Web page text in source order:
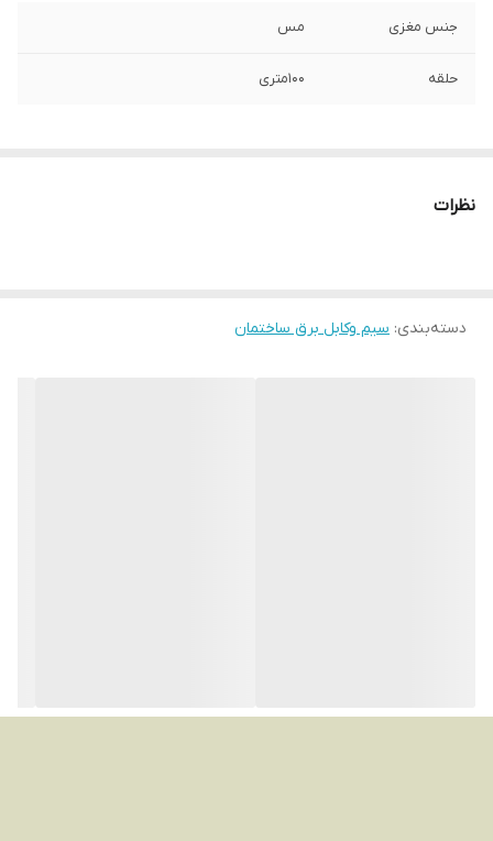
جنس مغزی مس
حلقه 100متری
نظرات
دسته‌بندی: سیم وکابل برق ساختمان